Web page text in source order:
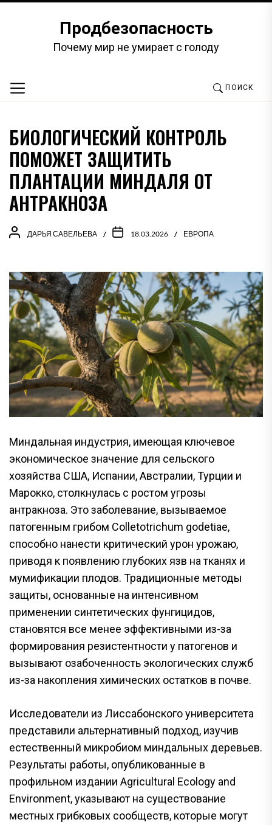
содержимомуПродбезопасность
Почему мир не умирает с голоду
ПОИСК
БИОЛОГИЧЕСКИЙ КОНТРОЛЬ
ПОМОЖЕТ ЗАЩИТИТЬ
ПЛАНТАЦИИ МИНДАЛЯ ОТ
АНТРАКНОЗА
ДАРЬЯ САВЕЛЬЕВА 18.03.2026 ЕВРОПА
Миндальная индустрия, имеющая ключевое
экономическое значение для сельского
хозяйства США, Испании, Австралии, Турции и
Марокко, столкнулась с ростом угрозы
антракноза. Это заболевание, вызываемое
патогенным грибом Colletotrichum godetiae,
способно нанести критический урон урожаю,
приводя к появлению глубоких язв на тканях и
мумификации плодов. Традиционные методы
защиты, основанные на интенсивном
применении синтетических фунгицидов,
становятся все менее эффективными из-за
формирования резистентности у патогенов и
вызывают озабоченность экологических служб
из-за накопления химических остатков в почве.
Исследователи из Лиссабонского университета
представили альтернативный подход, изучив
естественный микробиом миндальных деревьев.
Результаты работы, опубликованные в
профильном издании Agricultural Ecology and
Environment, указывают на существование
местных грибковых сообществ, которые могут